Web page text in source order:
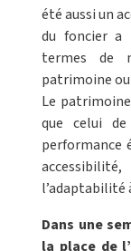
été aussi un
du foncier a
termes de
patrimoine
Le
que celui
performance
l’adaptabilité
Dans une
la place de